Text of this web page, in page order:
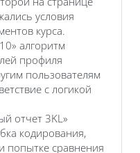
условия
курса.
алгоритм
профиля
пользователям
с логикой
отчет 3KL»
кодирования,
попытке сравнения